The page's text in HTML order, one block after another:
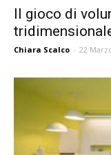
Il gioco di
Chiara Scalco - 22